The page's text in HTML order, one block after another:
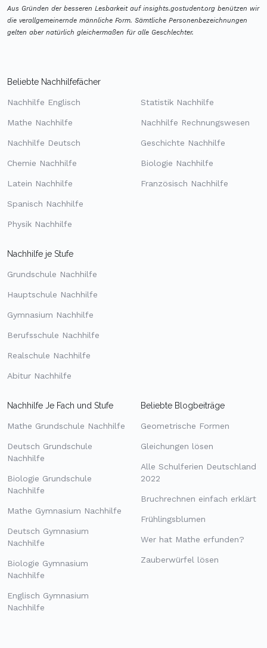
Aus Gründen der besseren Lesbarkeit auf insights.gostudent.org benützen wir
die verallgemeinernde männliche Form. Sämtliche Personenbezeichnungen
gelten aber natürlich gleichermaßen für alle Geschlechter.
Beliebte Nachhilfefächer
Nachhilfe Englisch
Mathe Nachhilfe
Nachhilfe Deutsch
Chemie Nachhilfe
Latein Nachhilfe
Spanisch Nachhilfe
Physik Nachhilfe
Statistik Nachhilfe
Nachhilfe Rechnungswesen
Geschichte Nachhilfe
Biologie Nachhilfe
Französisch Nachhilfe
Nachhilfe je Stufe
Grundschule Nachhilfe
Hauptschule Nachhilfe
Gymnasium Nachhilfe
Berufsschule Nachhilfe
Realschule Nachhilfe
Abitur Nachhilfe
Nachhilfe Je Fach und Stufe
Mathe Grundschule Nachhilfe
Deutsch Grundschule
Nachhilfe
Biologie Grundschule
Nachhilfe
Mathe Gymnasium Nachhilfe
Deutsch Gymnasium
Nachhilfe
Biologie Gymnasium
Nachhilfe
Englisch Gymnasium
Nachhilfe
Beliebte Blogbeiträge
Geometrische Formen
Gleichungen lösen
Alle Schulferien Deutschland
2022
Bruchrechnen einfach erklärt
Frühlingsblumen
Wer hat Mathe erfunden?
Zauberwürfel lösen